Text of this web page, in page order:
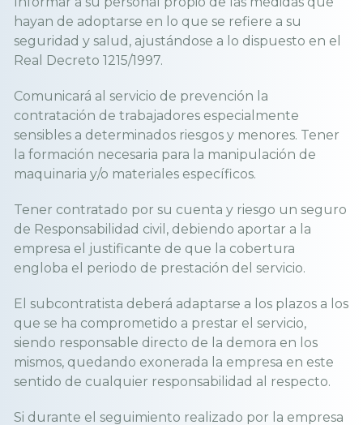
hayan de adoptarse en lo que se refiere a su
seguridad y salud, ajustándose a lo dispuesto en el
Real Decreto 1215/1997.
Comunicará al servicio de prevención la
contratación de trabajadores especialmente
sensibles a determinados riesgos y menores. Tener
la formación necesaria para la manipulación de
maquinaria y/o materiales específicos.
Tener contratado por su cuenta y riesgo un seguro
de Responsabilidad civil, debiendo aportar a la
empresa el justificante de que la cobertura
engloba el periodo de prestación del servicio.
El subcontratista deberá adaptarse a los plazos a los
que se ha comprometido a prestar el servicio,
siendo responsable directo de la demora en los
mismos, quedando exonerada la empresa en este
sentido de cualquier responsabilidad al respecto.
Si durante el seguimiento realizado por la empresa